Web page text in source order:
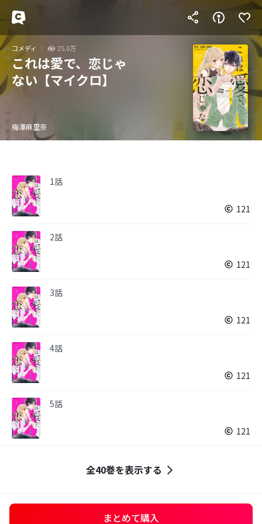
コメディ 25.0万
これは愛で、恋じゃ
ない【マイクロ】
梅澤麻里奈
1話
121
2話
121
3話
121
4話
121
5話
121
全40巻を表示する
まとめて購入